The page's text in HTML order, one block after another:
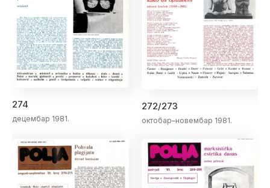
274
децембар 1981.
272/273
октобар–новембар 1981.